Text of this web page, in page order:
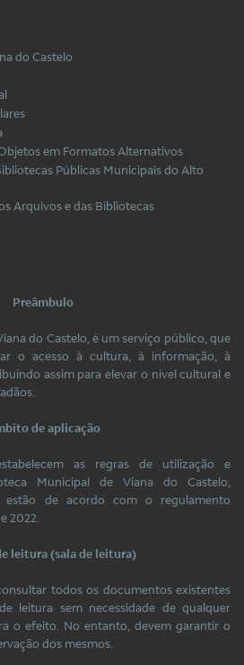
do Castelo
em Formatos Alternativos
Públicas Municipais do Alto
Arquivos e das Bibliotecas
Preâmbulo
do Castelo, é um serviço público, que
o acesso à cultura, à informação, à
assim para elevar o nível cultural e
de aplicação
as regras de utilização e
Municipal de Viana do Castelo,
estão de acordo com o regulamento
2022.
leitura (sala de leitura)
todos os documentos existentes
leitura sem necessidade de qualquer
o efeito. No entanto, devem garantir o
dos mesmos.